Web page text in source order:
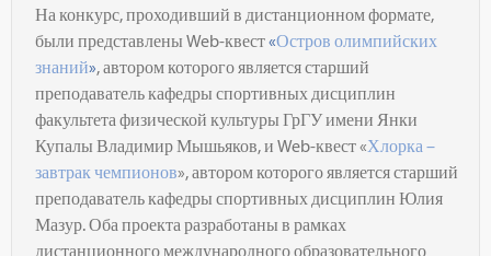
На конкурс, проходивший в дистанционном формате,
были представлены Web-квест«Остров олимпийских
знаний», автором которого является старший
преподаватель кафедры спортивных дисциплин
факультета физической культуры ГрГУ имени Янки
Купалы Владимир Мышьяков, и Web-квест «Хлорка –
завтрак чемпионов», автором которого является старший
преподаватель кафедры спортивных дисциплин Юлия
Мазур. Оба проекта разработаны в рамках
дистанционного международного образовательного